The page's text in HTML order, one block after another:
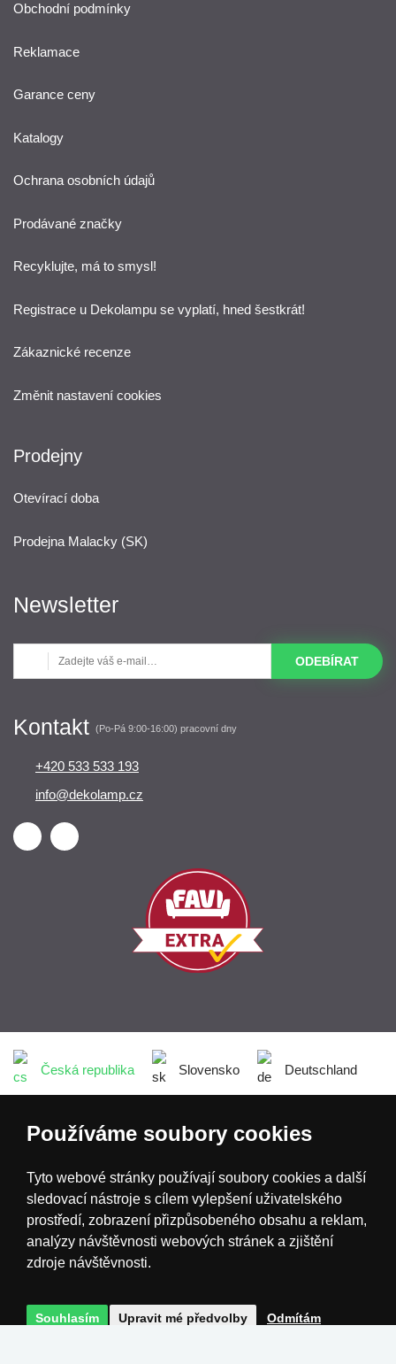
Obchodní podmínky
Reklamace
Garance ceny
Katalogy
Ochrana osobních údajů
Prodávané značky
Recyklujte, má to smysl!
Registrace u Dekolampu se vyplatí, hned šestkrát!
Zákaznické recenze
Změnit nastavení cookies
Prodejny
Otevírací doba
Prodejna Malacky (SK)
Newsletter
ODEBÍRAT
Kontakt (Po-Pá 9:00-16:00) pracovní dny
+420 533 533 193
info@dekolamp.cz
Česká republika Slovensko Deutschland
Magyarország Österreich België
Nederland
Používáme soubory cookies
Tyto webové stránky používají soubory cookies a další
sledovací nástroje s cílem vylepšení uživatelského
prostředí, zobrazení přizpůsobeného obsahu a reklam,
analýzy návštěvnosti webových stránek a zjištění
zdroje návštěvnosti.
Souhlasím Upravit mé předvolby Odmítám